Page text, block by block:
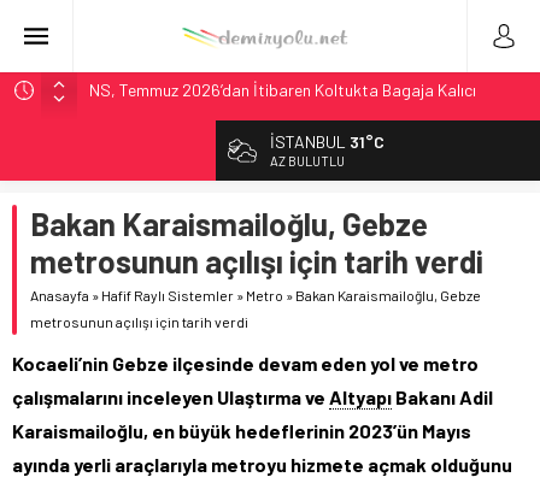
NS, Temmuz 2026’dan İtibaren Koltukta Bagaja Kalıcı
Madrid Atocha’da 56 Milyon Euro’luk Yenileme: Sol Tüneli
Çekya ETCS’de Erken Teslim Ama Ulusal Hedef 730 km’ye
Düştü
České dráhy 101 Yaşındaki Buharlıyı Šumava Seferlerine
Çıkarıyor
ÖBB ve RFI’dan Brenner’da 15 Günlük Bakım: Tren Seferleri
Duruyor
İSTANBUL 31°C
AZ BULUTLU
Bakan Karaismailoğlu, Gebze
metrosunun açılışı için tarih verdi
Anasayfa » Hafif Raylı Sistemler » Metro » Bakan Karaismailoğlu, Gebze
metrosunun açılışı için tarih verdi
Kocaeli’nin Gebze ilçesinde devam eden yol ve metro
çalışmalarını inceleyen Ulaştırma ve Altyapı Bakanı Adil
Karaismailoğlu, en büyük hedeflerinin 2023’ün Mayıs
ayında yerli araçlarıyla metroyu hizmete açmak olduğunu